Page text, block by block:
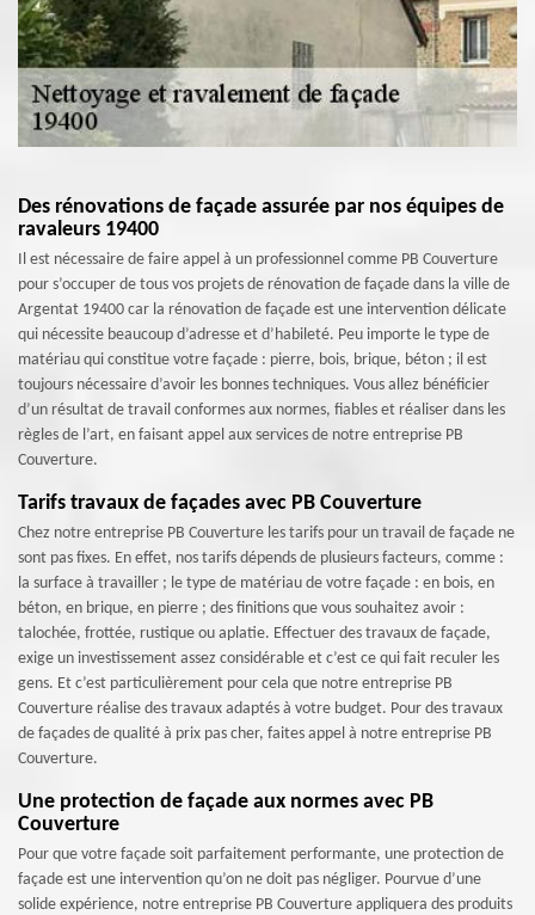
Des rénovations de façade assurée par nos équipes de
ravaleurs 19400
Il est nécessaire de faire appel à un professionnel comme PB Couverture
pour s’occuper de tous vos projets de rénovation de façade dans la ville de
Argentat 19400 car la rénovation de façade est une intervention délicate
qui nécessite beaucoup d’adresse et d’habileté. Peu importe le type de
matériau qui constitue votre façade : pierre, bois, brique, béton ; il est
toujours nécessaire d’avoir les bonnes techniques. Vous allez bénéficier
d’un résultat de travail conformes aux normes, fiables et réaliser dans les
règles de l’art, en faisant appel aux services de notre entreprise PB
Couverture.
Tarifs travaux de façades avec PB Couverture
Chez notre entreprise PB Couverture les tarifs pour un travail de façade ne
sont pas fixes. En effet, nos tarifs dépends de plusieurs facteurs, comme :
la surface à travailler ; le type de matériau de votre façade : en bois, en
béton, en brique, en pierre ; des finitions que vous souhaitez avoir :
talochée, frottée, rustique ou aplatie. Effectuer des travaux de façade,
exige un investissement assez considérable et c’est ce qui fait reculer les
gens. Et c’est particulièrement pour cela que notre entreprise PB
Couverture réalise des travaux adaptés à votre budget. Pour des travaux
de façades de qualité à prix pas cher, faites appel à notre entreprise PB
Couverture.
Une protection de façade aux normes avec PB
Couverture
Pour que votre façade soit parfaitement performante, une protection de
façade est une intervention qu’on ne doit pas négliger. Pourvue d’une
solide expérience, notre entreprise PB Couverture appliquera des produits